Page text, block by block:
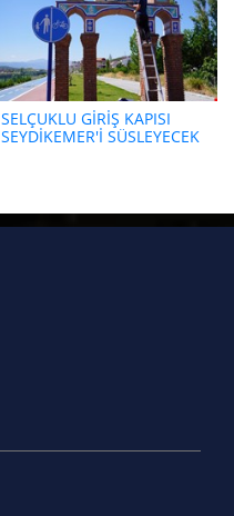
SELÇUKLU GİRİŞ KAPISI
SEYDİKEMER'İ SÜSLEYECEK